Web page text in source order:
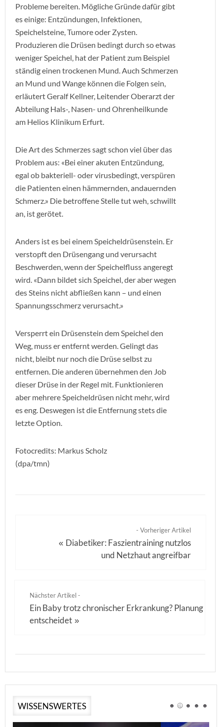
Probleme bereiten. Mögliche Gründe dafür gibt
es einige: Entzündungen, Infektionen,
Speichelsteine, Tumore oder Zysten.
Produzieren die Drüsen bedingt durch so etwas
weniger Speichel, hat der Patient zum Beispiel
ständig einen trockenen Mund. Auch Schmerzen
an Mund und Wange können die Folgen sein,
erläutert Geralf Kellner, Leitender Oberarzt der
Abteilung Hals-, Nasen- und Ohrenheilkunde
am Helios Klinikum Erfurt.
Die Art des Schmerzes sagt schon viel über das
Problem aus: «Bei einer akuten Entzündung,
egal ob bakteriell- oder virusbedingt, verspüren
die Patienten einen hämmernden, andauernden
Schmerz.» Die betroffene Stelle tut weh, schwillt
an, ist gerötet.
Anders ist es bei einem Speicheldrüsenstein. Er
verstopft den Drüsengang und verursacht
Beschwerden, wenn der Speichelfluss angeregt
wird. «Dann bildet sich Speichel, der aber wegen
des Steins nicht abfließen kann – und einen
Spannungsschmerz verursacht.»
Versperrt ein Drüsenstein dem Speichel den
Weg, muss er entfernt werden. Gelingt das
nicht, bleibt nur noch die Drüse selbst zu
entfernen. Die anderen übernehmen den Job
dieser Drüse in der Regel mit. Funktionieren
aber mehrere Speicheldrüsen nicht mehr, wird
es eng. Deswegen ist die Entfernung stets die
letzte Option.
Fotocredits: Markus Scholz
(dpa/tmn)
- Vorheriger Artikel
« Diabetiker: Faszientraining nutzlos
und Netzhaut angreifbar
Nächster Artikel -
Ein Baby trotz chronischer Erkrankung? Planung
entscheidet »
WISSENSWERTES